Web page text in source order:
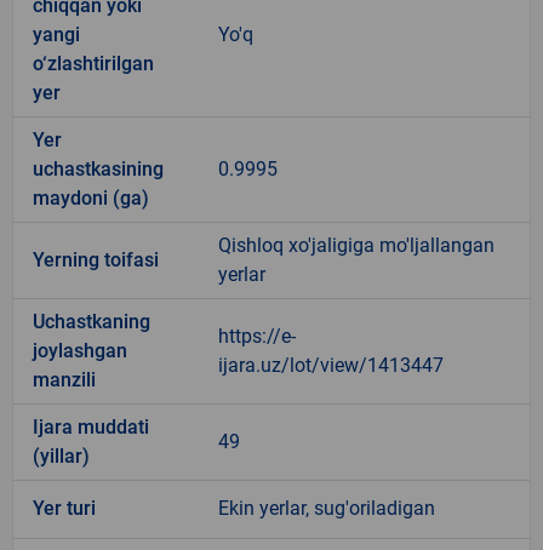
chiqqan yoki
yangi
o‘zlashtirilgan
yer
Yo'q
Yer
uchastkasining
maydoni (ga)
0.9995
Yerning toifasi
Qishloq xo'jaligiga mo'ljallangan
yerlar
Uchastkaning
joylashgan
manzili
https://e-
ijara.uz/lot/view/1413447
Ijara muddati
(yillar)
49
Yer turi Ekin yerlar, sug'oriladigan